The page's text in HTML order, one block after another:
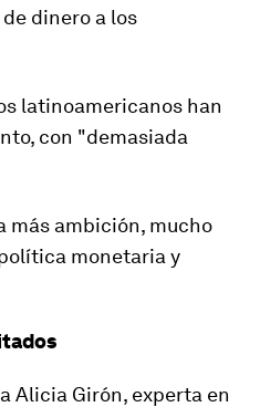
dinero a los
latinoamericanos han
con "demasiada
más ambición, mucho
monetaria y
Alicia Girón, experta en